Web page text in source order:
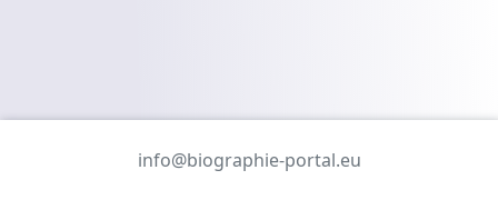
info@biographie-portal.eu